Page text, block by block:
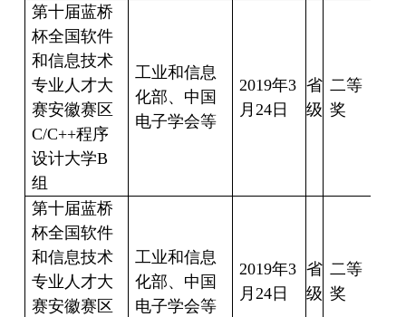
第十届蓝桥
杯全国软件
和信息技术
专业人才大
赛安徽赛区
C/C++程序
设计大学B
组
工业和信息
化部、中国
电子学会等
2019年3
月 24 日
省
级
二等
奖
第十届蓝桥
杯全国软件
和信息技术
专业人才大
赛安徽赛区
工业和信息
化部、中国
电子学会等
2019年3
月 24 日
省
级
二等
奖